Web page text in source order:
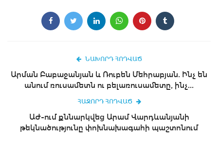
ՆԱԽՈՐԴ ՀՈԴՎԱԾ
Արման Բաբաջանյան և Ռուբեն Մեհրաբյան. Ինչ են
անում ռուսամետն ու բելառուսամետը, ինչ...
ՀԱՋՈՐԴ ՀՈԴՎԱԾ
ԱԺ-ում քննարկվեց Արամ Վարդևանյանի
թեկնածությունը փոխնախագահի պաշտոնում